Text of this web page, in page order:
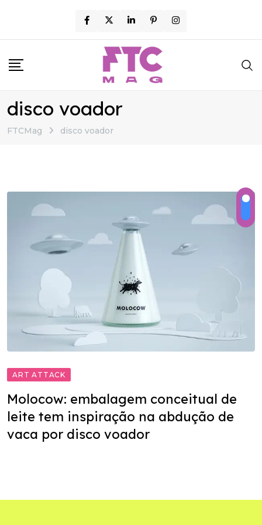
content
disco voador
FTCMag disco voador
ART ATTACK
Molocow: embalagem conceitual de
leite tem inspiração na abdução de
vaca por disco voador